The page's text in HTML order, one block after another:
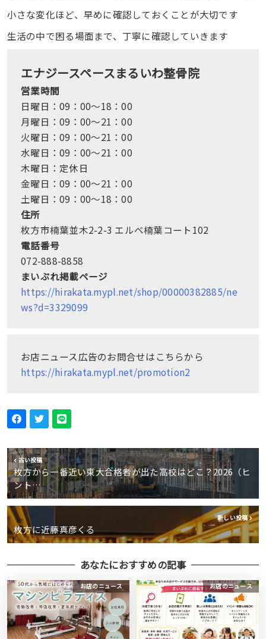
小さな変化ほど、早めに確認しておくことが大切です
生活の中で困る場面まで、丁寧に確認していきます
エナジースペースまるいわ整骨院
営業時間
日曜日：09：00～18：00
月曜日：09：00～21：00
火曜日：09：00～21：00
水曜日：09：00～21：00
木曜日：定休日
金曜日：09：00～21：00
土曜日：09：00～18：00
住所
枚方市楠葉並木2-2-3 エルベ楠葉コート102
電話番号
072-888-8858
まいぷれ掲載ページ
https://hirakata.mypl.net/shop/00000382885/ne
ws?d=3329099
お店ニュース広告のお問合せはこちらから
https://hirakata.mypl.net/promotion2
古い投稿
枚方から一番近い東大合格者が出た高校はどこ？2026（ヒ
ント…
新しい投稿
枚方に近藤真彦くる
あなたにおすすめの記事
お店のニュース お店のニュース